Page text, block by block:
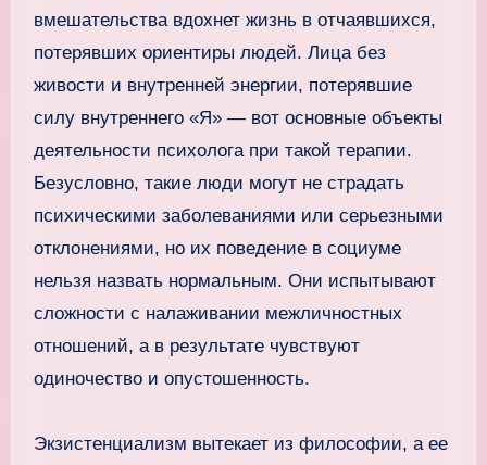
вмешательства вдохнет жизнь в отчаявшихся,
потерявших ориентиры людей. Лица без
живости и внутренней энергии, потерявшие
силу внутреннего «Я» — вот основные объекты
деятельности психолога при такой терапии.
Безусловно, такие люди могут не страдать
психическими заболеваниями или серьезными
отклонениями, но их поведение в социуме
нельзя назвать нормальным. Они испытывают
сложности с налаживании межличностных
отношений, а в результате чувствуют
одиночество и опустошенность.
Экзистенциализм вытекает из философии, а ее